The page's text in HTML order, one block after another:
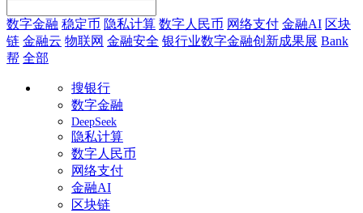
数字金融 稳定币 隐私计算 数字人民币 网络支付 金融AI 区块
链 金融云 物联网 金融安全 银行业数字金融创新成果展 Bank
帮 全部
搜银行
数字金融
DeepSeek
隐私计算
数字人民币
网络支付
金融AI
区块链